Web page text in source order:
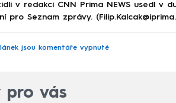
v redakci CNN Prima NEWS usedl v
pro Seznam zprávy.
jsou komentáře vypnuté
pro vás